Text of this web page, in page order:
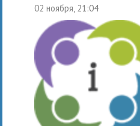
02 ноября, 21:04